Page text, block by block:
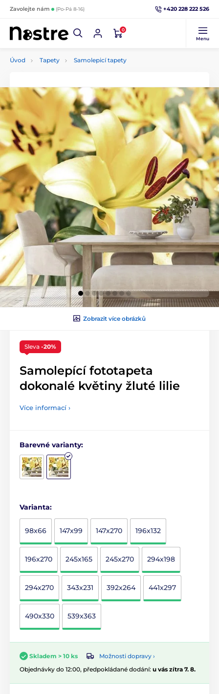
Zavolejte nám (Po-Pá 8-16) +420 228 222 526
0
Menu
Úvod Tapety Samolepicí tapety
Zobrazit více obrázků
Sleva -20%
Samolepící fototapeta
dokonalé květiny žluté lilie
Více informací ›
Barevné varianty:
Varianta:
98x66 147x99 147x270 196x132
196x270 245x165 245x270 294x198
294x270 343x231 392x264 441x297
490x330 539x363
Skladem > 10 ks
Možnosti dopravy ›
Objednávky do 12:00, předpokládané dodání: u vás zítra 7. 8.